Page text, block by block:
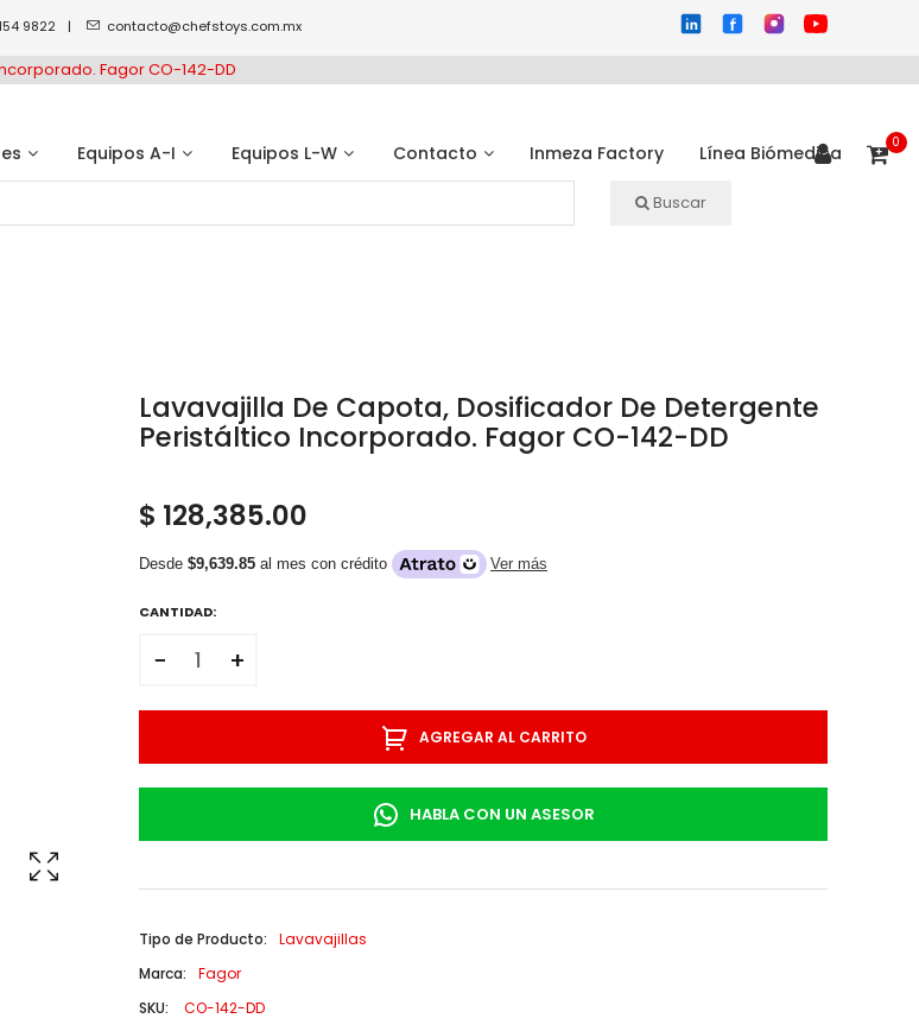
9822 | contacto@chefstoys.com.mx
Equipos A-I Equipos L-W Contacto Inmeza Factory Línea Biómedica 0
Buscar
Fagor CO-142-DD
Lavavajilla De Capota, Dosificador De Detergente
Peristáltico Incorporado. Fagor CO-142-DD
$ 128,385.00
Desde $9,639.85 al mes con crédito Ver más
CANTIDAD:
− +
AGREGAR AL CARRITO
HABLA CON UN ASESOR
Tipo de Producto:
Lavavajillas
Marca:
Fagor
SKU:
CO-142-DD